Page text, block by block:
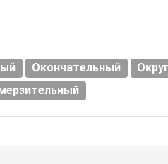
Окончательный